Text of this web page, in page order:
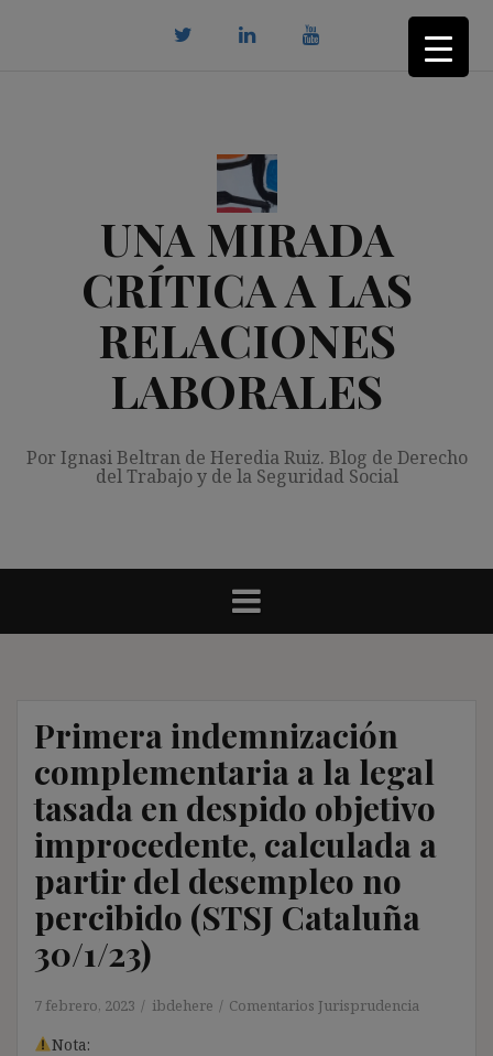
UNA MIRADA
CRÍTICA A LAS
RELACIONES
LABORALES
Por Ignasi Beltran de Heredia Ruiz. Blog de Derecho
del Trabajo y de la Seguridad Social
Primera indemnización
complementaria a la legal
tasada en despido objetivo
improcedente, calculada a
partir del desempleo no
percibido (STSJ Cataluña
30/1/23)
7 febrero, 2023 ibdehere Comentarios Jurisprudencia
Nota: